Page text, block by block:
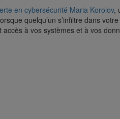
en cybersécurité Maria Korolov,
quelqu’un s’infiltre dans
à vos systèmes et à vos